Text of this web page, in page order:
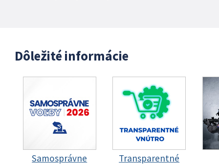
Dôležité informácie
Samosprávne
Transparentné